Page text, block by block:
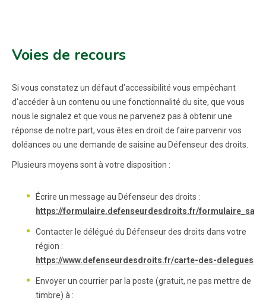
Voies de recours
Si vous constatez un défaut d’accessibilité vous empêchant
d’accéder à un contenu ou une fonctionnalité du site, que vous
nous le signalez et que vous ne parvenez pas à obtenir une
réponse de notre part, vous êtes en droit de faire parvenir vos
doléances ou une demande de saisine au Défenseur des droits.
Plusieurs moyens sont à votre disposition :
Écrire un message au Défenseur des droits :
https://formulaire.defenseurdesdroits.fr/
Contacter le délégué du Défenseur des droits dans votre
région :
https://www.defenseurdesdroits.fr/carte-des-delegues
Envoyer un courrier par la poste (gratuit, ne pas mettre de
timbre) à :